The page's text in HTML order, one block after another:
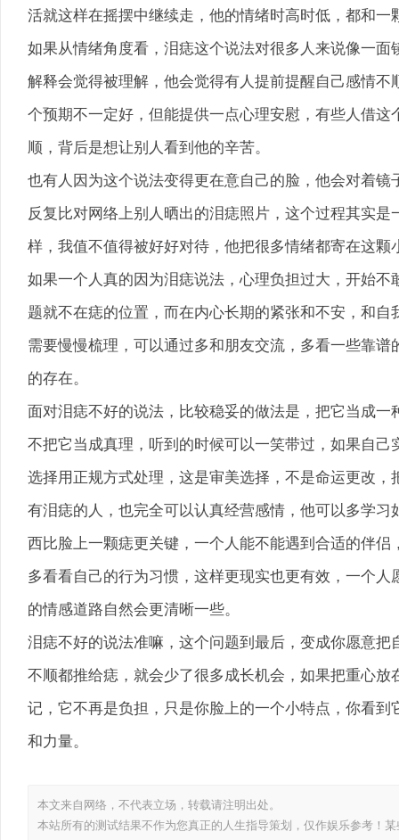
活就这样在摇摆中继续走，他的情绪时高时低，都和一
如果从情绪角度看，泪痣这个说法对很多人来说像一
解释会觉得被理解，他会觉得有人提前提醒自己感情
个预期不一定好，但能提供一点心理安慰，有些人借
顺，背后是想让别人看到他的辛苦。
也有人因为这个说法变得更在意自己的脸，他会对着
反复比对网络上别人晒出的泪痣照片，这个过程其实
样，我值不值得被好好对待，他把很多情绪都寄在这颗
如果一个人真的因为泪痣说法，心理负担过大，开始
题就不在痣的位置，而在内心长期的紧张和不安，和
需要慢慢梳理，可以通过多和朋友交流，多看一些靠
的存在。
面对泪痣不好的说法，比较稳妥的做法是，把它当成
不把它当成真理，听到的时候可以一笑带过，如果自
选择用正规方式处理，这是审美选择，不是命运更改
有泪痣的人，也完全可以认真经营感情，他可以多学
西比脸上一颗痣更关键，一个人能不能遇到合适的伴
多看看自己的行为习惯，这样更现实也更有效，一个
的情感道路自然会更清晰一些。
泪痣不好的说法准嘛，这个问题到最后，变成你愿意
不顺都推给痣，就会少了很多成长机会，如果把重心
记，它不再是负担，只是你脸上的一个小特点，你看
和力量。
本文来自网络，不代表立场，转载请注明出处。
本站所有的测试结果不作为您真正的人生指导策划，仅作娱乐参考！